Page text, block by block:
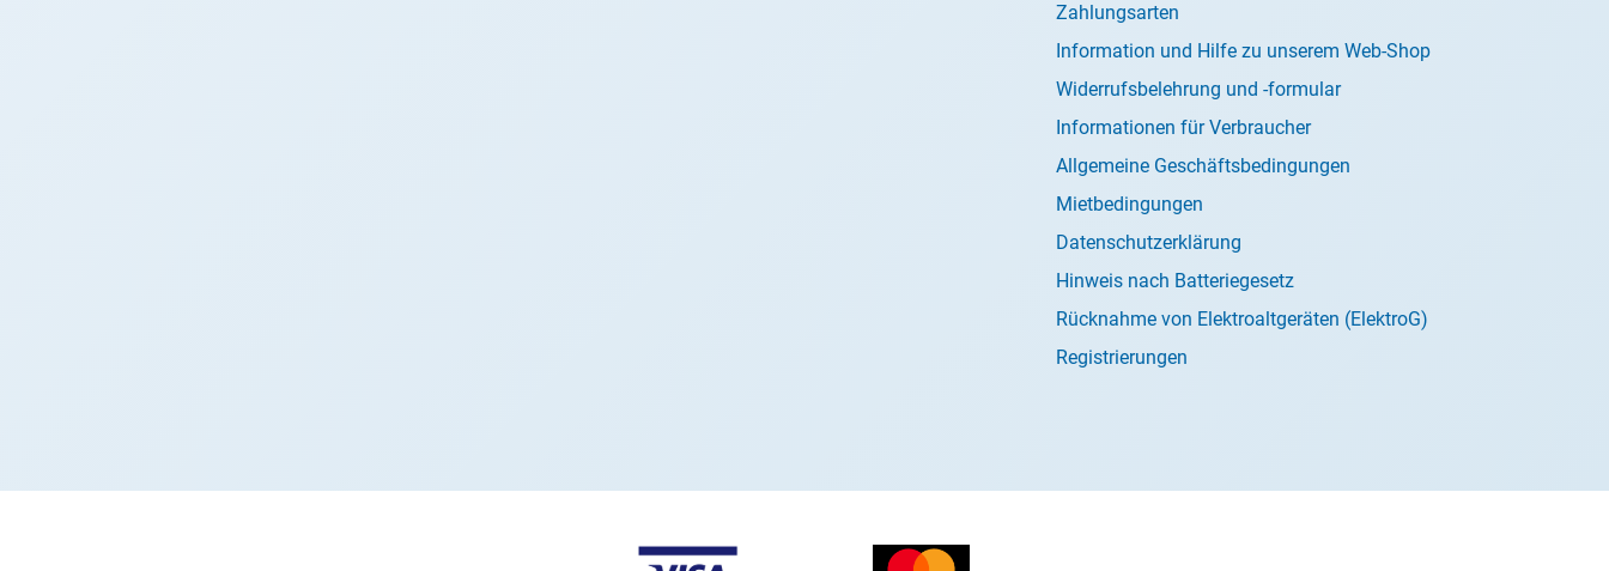
Zahlungsarten
Information und Hilfe zu unserem Web-Shop
Widerrufsbelehrung und -formular
Informationen für Verbraucher
Allgemeine Geschäftsbedingungen
Mietbedingungen
Datenschutzerklärung
Hinweis nach Batteriegesetz
Rücknahme von Elektroaltgeräten (ElektroG)
Registrierungen